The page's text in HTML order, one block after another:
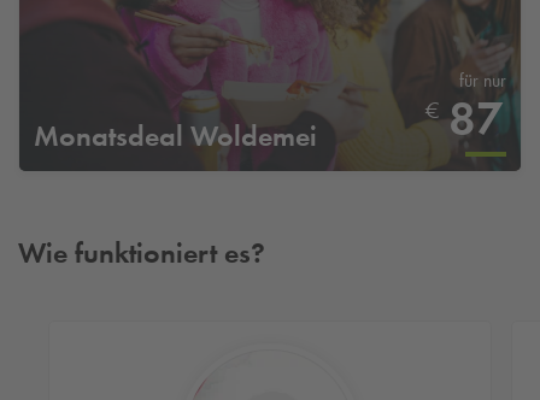
Monatsdeal Woldemei
für nur
€ 87
Wie funktioniert es?